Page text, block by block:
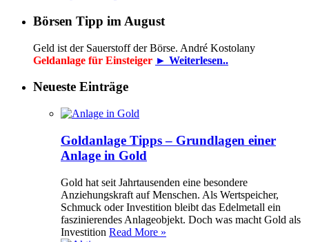
Börsen Tipp im August
Geld ist der Sauerstoff der Börse. André Kostolany
Geldanlage für Einsteiger ► Weiterlesen..
Neueste Einträge
Goldanlage Tipps – Grundlagen einer
Anlage in Gold
Gold hat seit Jahrtausenden eine besondere
Anziehungskraft auf Menschen. Als Wertspeicher,
Schmuck oder Investition bleibt das Edelmetall ein
faszinierendes Anlageobjekt. Doch was macht Gold als
Investition Read More »